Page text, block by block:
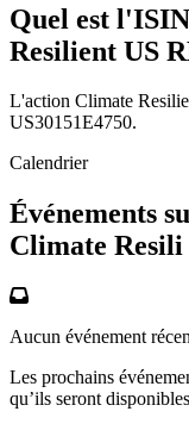
Quel est
Resilient US
L'action Climate
US30151E4750.
Calendrier
Événements
Climate Resili
Aucun événement
Les prochains
qu’ils seront